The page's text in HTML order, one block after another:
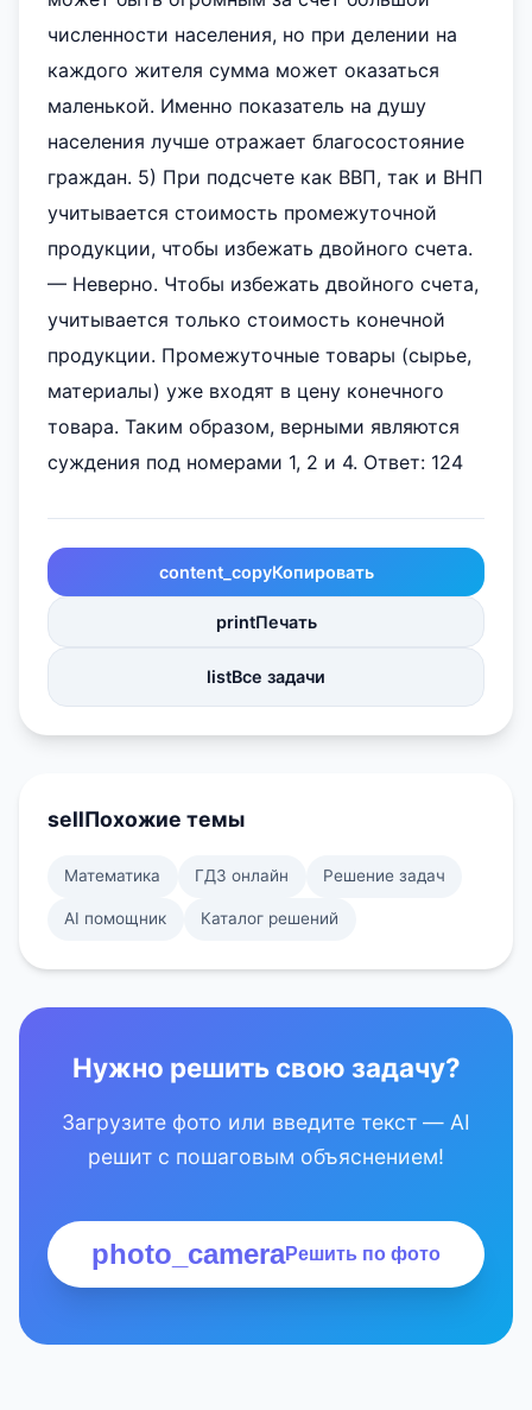
численности населения, но при делении на
каждого жителя сумма может оказаться
маленькой. Именно показатель на душу
населения лучше отражает благосостояние
граждан. 5) При подсчете как ВВП, так и ВНП
учитывается стоимость промежуточной
продукции, чтобы избежать двойного счета.
— Неверно. Чтобы избежать двойного счета,
учитывается только стоимость конечной
продукции. Промежуточные товары (сырье,
материалы) уже входят в цену конечного
товара. Таким образом, верными являются
суждения под номерами 1, 2 и 4. Ответ: 124
content_copyКопировать
printПечать
listВсе задачи
sellПохожие темы
Математика ГДЗ онлайн Решение задач
AI помощник Каталог решений
Нужно решить свою задачу?
Загрузите фото или введите текст — AI
решит с пошаговым объяснением!
photo_cameraРешить по фото